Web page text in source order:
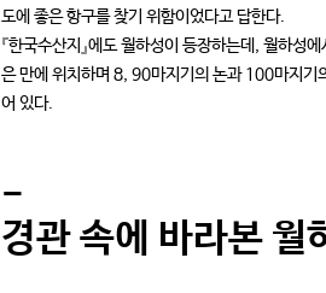
도에 좋은 항구를 찾기 위함이었다고 답한다.
『한국수산지』에도 월하성이 등장하는데, 월하
은 만에 위치하며 8, 90마지기의 논과 100마지기
어 있다.
-
경관 속에 바라본 월